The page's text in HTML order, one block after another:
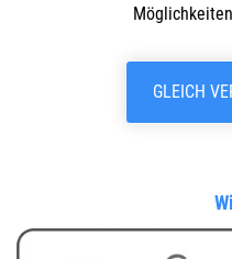
GLEICH